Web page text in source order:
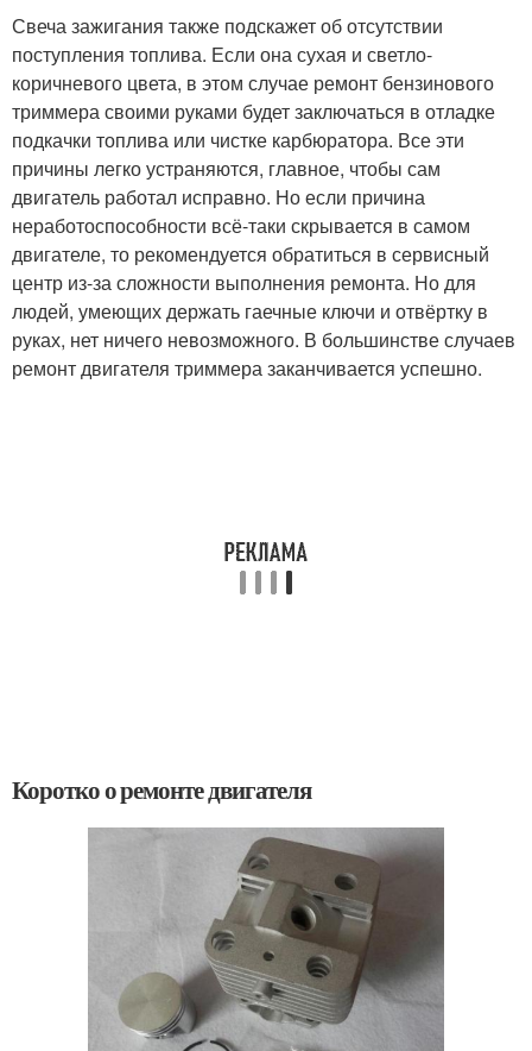
Свеча зажигания также подскажет об отсутствии
поступления топлива. Если она сухая и светло-
коричневого цвета, в этом случае ремонт бензинового
триммера своими руками будет заключаться в отладке
подкачки топлива или чистке карбюратора. Все эти
причины легко устраняются, главное, чтобы сам
двигатель работал исправно. Но если причина
неработоспособности всё-таки скрывается в самом
двигателе, то рекомендуется обратиться в сервисный
центр из-за сложности выполнения ремонта. Но для
людей, умеющих держать гаечные ключи и отвёртку в
руках, нет ничего невозможного. В большинстве случаев
ремонт двигателя триммера заканчивается успешно.
Коротко о ремонте двигателя